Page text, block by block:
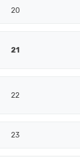
20
21
22
23